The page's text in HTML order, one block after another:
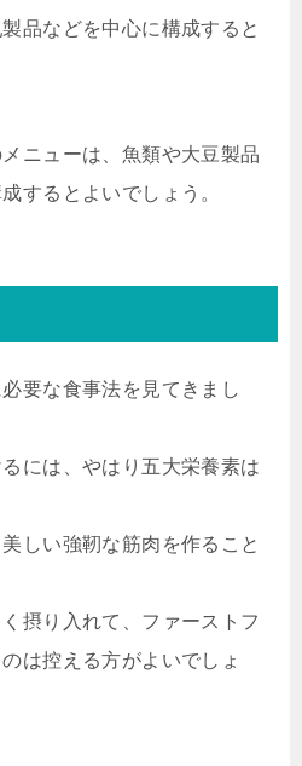
品などを中心に構成すると
ニューは、魚類や大豆製品
するとよいでしょう。
要な食事法を見てきまし
には、やはり五大栄養素は
しい強靭な筋肉を作ること
摂り入れて、ファーストフ
は控える方がよいでしょ